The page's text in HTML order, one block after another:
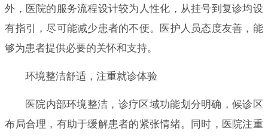
外，医院的服务流程设计较为人性化，从挂号到复诊均设
有指引，尽可能减少患者的不便。医护人员态度友善，能
够为患者提供必要的关怀和支持。
环境整洁舒适，注重就诊体验
医院内部环境整洁，诊疗区域功能划分明确，候诊区
布局合理，有助于缓解患者的紧张情绪。同时，医院注重